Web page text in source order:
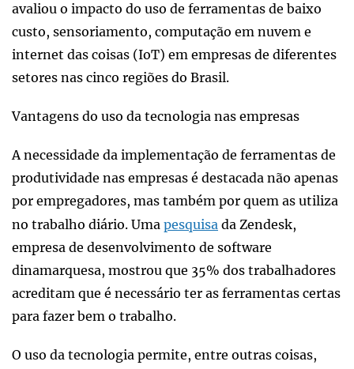
avaliou o impacto do uso de ferramentas de baixo
custo, sensoriamento, computação em nuvem e
internet das coisas (IoT) em empresas de diferentes
setores nas cinco regiões do Brasil.
Vantagens do uso da tecnologia nas empresas
A necessidade da implementação de ferramentas de
produtividade nas empresas é destacada não apenas
por empregadores, mas também por quem as utiliza
no trabalho diário. Uma pesquisa da Zendesk,
empresa de desenvolvimento de software
dinamarquesa, mostrou que 35% dos trabalhadores
acreditam que é necessário ter as ferramentas certas
para fazer bem o trabalho.
O uso da tecnologia permite, entre outras coisas,